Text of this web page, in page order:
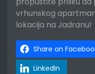
vrhunskog
lokacija na Jadranu!
Share on
LinkedIn